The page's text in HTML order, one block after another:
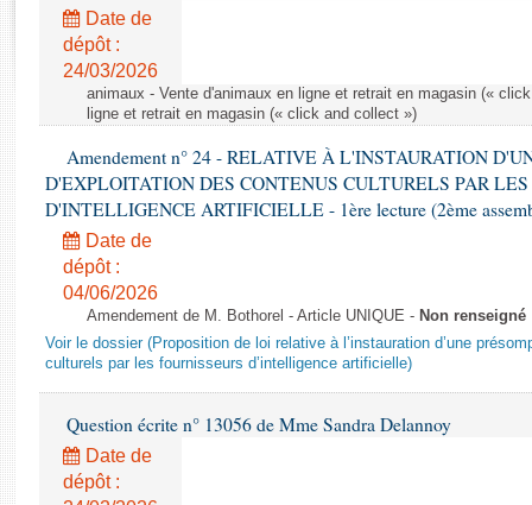
Rapports législatifs
Rapports sur l'application des lois
Baromètre de l’application des lois
Dossiers législatifs
Budget et sécurité sociale
Questions écrites et orales
Comptes rendus des débats
Date de
dépôt :
24/03/2026
animaux - Vente d'animaux en ligne et retrait en magasin («
ligne et retrait en magasin (« click and collect »)
Amendement n° 24 - RELATIVE À L'INSTAURATION
D'EXPLOITATION DES CONTENUS CULTURELS PAR LES
D'INTELLIGENCE ARTIFICIELLE - 1ère lecture (2ème
Date de
dépôt :
04/06/2026
Amendement de M. Bothorel - Article UNIQUE - Non renseigné
Voir le dossier (Proposition de loi relative à l’instauration d’une
culturels par les fournisseurs d’intelligence artificielle)
Question écrite n° 13056 de Mme Sandra Delannoy
Date de
dépôt :